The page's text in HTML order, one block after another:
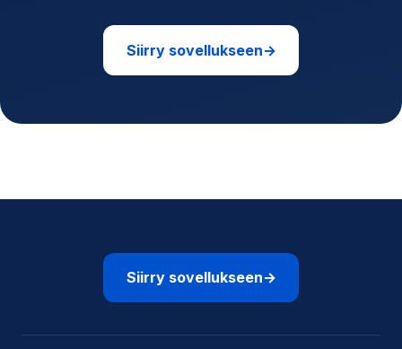
Siirry sovellukseen→
Siirry sovellukseen→